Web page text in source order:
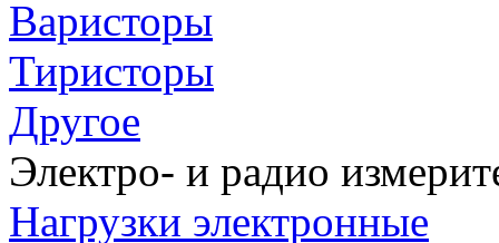
Варисторы
Тиристоры
Другое
Электро- и радио
Нагрузки электронные